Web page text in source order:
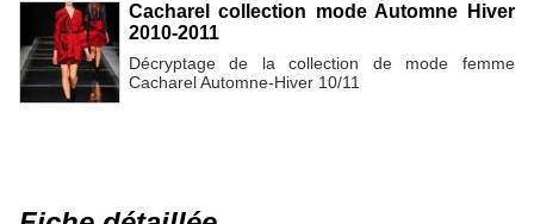
Cacharel collection mode Automne Hiver
2010-2011
Décryptage de la collection de mode femme
Cacharel Automne-Hiver 10/11